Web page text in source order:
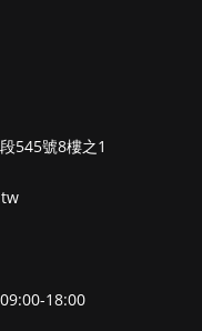
545號8樓之1
18:00